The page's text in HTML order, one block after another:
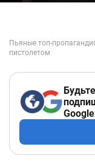
Google